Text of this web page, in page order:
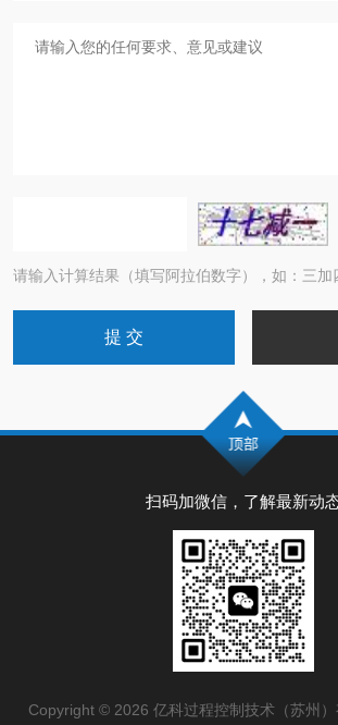
请输入计算结果（填写阿拉伯数字），如：三加
扫码加微信，了解最新动
Copyright © 2026 亿科过程控制技术（苏州